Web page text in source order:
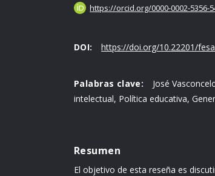
https://orcid.org/0000-0002-5356-
DOI: https://doi.org/10.22201/
Palabras clave:
José
intelectual, Política educativa,
Resumen
El objetivo de esta reseña es